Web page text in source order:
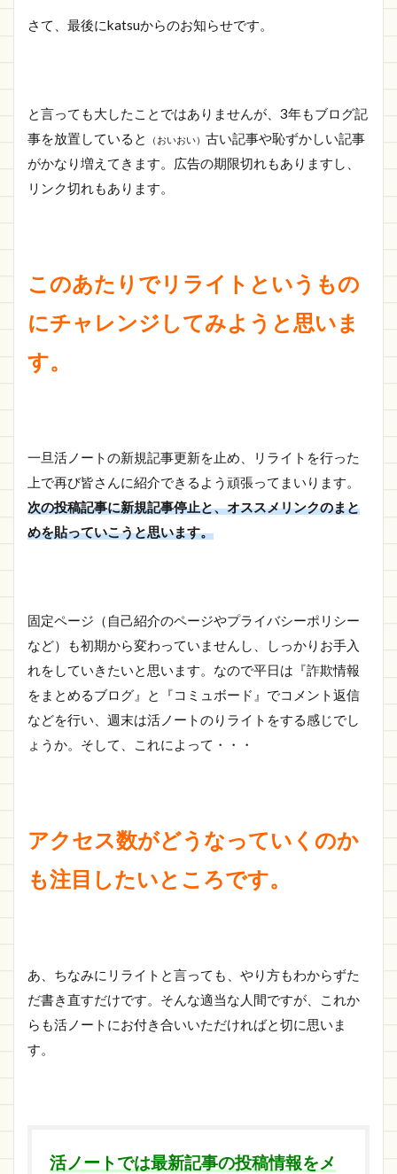
さて、最後にkatsuからのお知らせです。
と言っても大したことではありませんが、3年もブログ記
事を放置していると
（おいおい） 古い記事や恥ずかしい記事
がかなり増えてきます。広告の期限切れもありますし、
リンク切れもあります。
このあたりでリライトというもの
にチャレンジしてみようと思いま
す。
一旦活ノートの新規記事更新を止め、リライトを行った
上で再び皆さんに紹介できるよう頑張ってまいります。
次の投稿記事に新規記事停止と、オススメリンクのまと
めを貼っていこうと思います。
固定ページ（自己紹介のページやプライバシーポリシー
など）も初期から変わっていませんし、しっかりお手入
れをしていきたいと思います。なので平日は『詐欺情報
をまとめるブログ』と『コミュボード』でコメント返信
などを行い、週末は活ノートのりライトをする感じでし
ょうか。そして、これによって・・・
アクセス数がどうなっていくのか
も注目したいところです。
あ、ちなみにリライトと言っても、やり方もわからずた
だ書き直すだけです。そんな適当な人間ですが、これか
らも活ノートにお付き合いいただければと切に思いま
す。
活ノートでは最新記事の投稿情報をメ